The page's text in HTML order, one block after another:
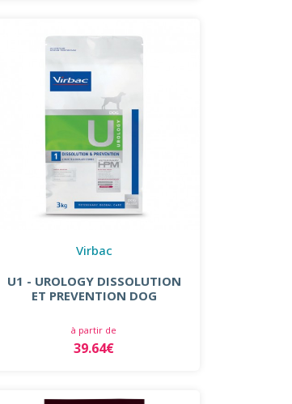
Virbac
U1 - UROLOGY DISSOLUTION
ET PREVENTION DOG
à partir de
39.64€